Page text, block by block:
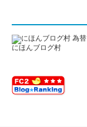
にほんブログ村